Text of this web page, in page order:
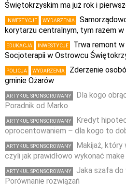
Świętokrzyskim ma już rok i
INWESTYCJE WYDARZENIA
korytarzu centralnym, tym razem
EDUKACJA INWESTYCJE
Trwa remont
Socjoterapii w Ostrowcu
POLICJA WYDARZENIA
Zderzenie
gminie Ożarów
ARTYKUŁ SPONSOROWANY
Dla kogo
Poradnik od Marko
ARTYKUŁ SPONSOROWANY
Kredyt
oprocentowaniem – dla kogo to
ARTYKUŁ SPONSOROWANY
Makijaż, który
czyli jak prawidłowo wykonać
ARTYKUŁ SPONSOROWANY
Jaka szafa do
Porównanie rozwiązań